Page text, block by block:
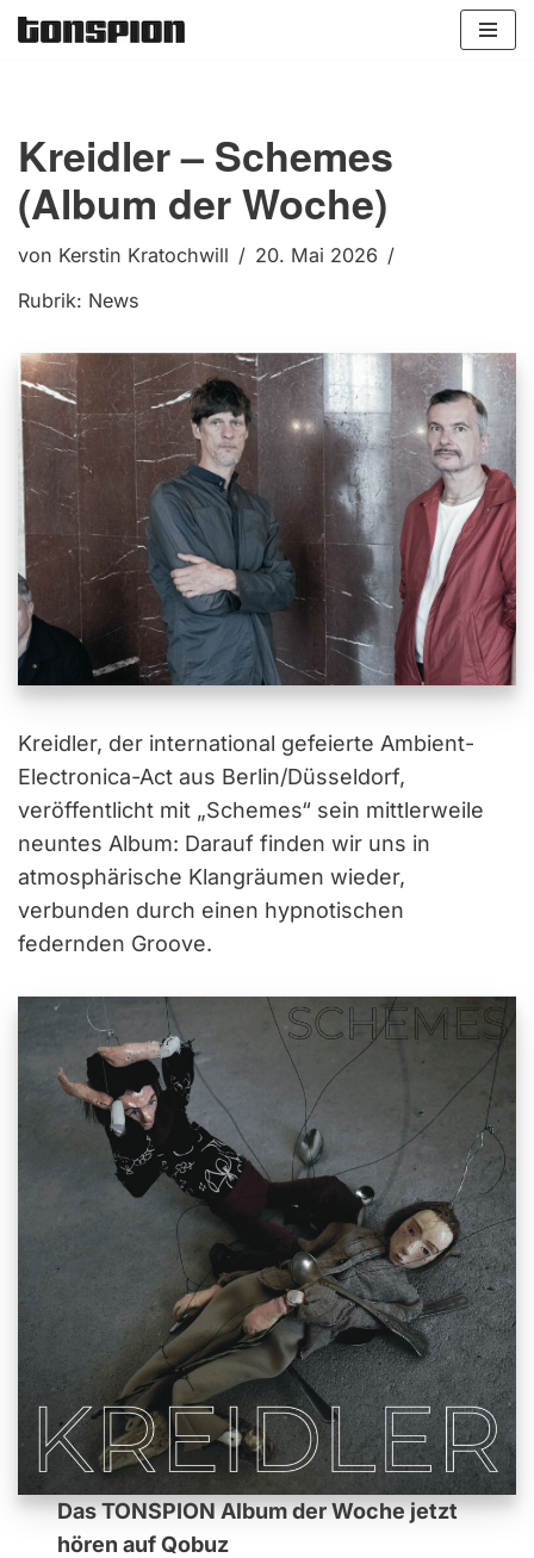
Kreidler – Schemes
(Album der Woche)
von Kerstin Kratochwill
20. Mai 2026
Rubrik: News
Kreidler, der international gefeierte Ambient-
Electronica-Act aus Berlin/Düsseldorf,
veröffentlicht mit „Schemes“ sein mittlerweile
neuntes Album: Darauf finden wir uns in
atmosphärische Klangräumen wieder,
verbunden durch einen hypnotischen
federnden Groove.
Das TONSPION Album der Woche jetzt
hören auf Qobuz